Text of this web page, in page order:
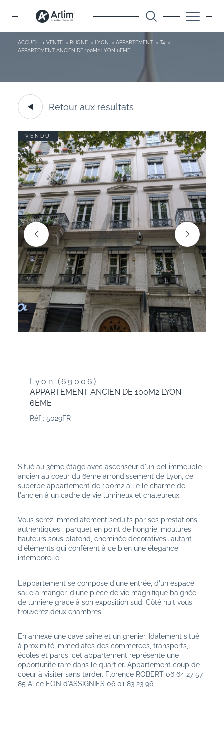
ACCUEIL VENTE RHONE LYON APPARTEMENT
T4
APPARTEMENT ANCIEN DE 100M2 LYON 6EME
Retour aux résultats
VENDU
Lyon (69006)
APPARTEMENT ANCIEN DE 100M2 LYON
6ÈME
Réf : 5029FR
Situé au 3ème étage avec ascenseur d'un bel immeuble
ancien au coeur du 6ème arrondissement de Lyon, ce
superbe appartement de 100m2 allie le charme de
l'ancien à un cadre de vie lumineux et chaleureux.
Vous serez immédiatement séduits par ses préstations
authentiques : parquet en point de hongrie, moulures,
hauteurs sous plafond, cheminée décoratives...autant
d'éléments qui confèrent à ce bien une élegance
intemporelle.
L'appartement se compose d'une entrée, d'un espace
salle à manger, d'une pièce de vie magnifique baignée
de lumière grace à son exposition sud. Côté nuit vous
trouverez deux chambres.
En annexe une cave saine et un grenier. Idalement situé
à proximité immediates des commerces, transports,
écoles et parcs, cet appartement représente une
opportunité rare dans le quartier. Appartement coup de
coeur à visiter sans tarder. Florence ROBERT 06 64 27 57
85 Alice EON d'ASSIGNIES 06 01 83 23 96